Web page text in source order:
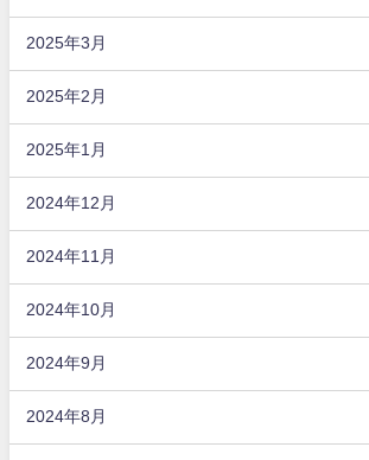
2025年3月
2025年2月
2025年1月
2024年12月
2024年11月
2024年10月
2024年9月
2024年8月